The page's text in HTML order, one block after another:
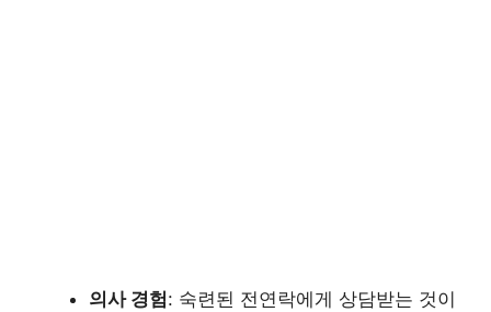
의사 경험: 숙련된 전연락에게 상담받는 것이